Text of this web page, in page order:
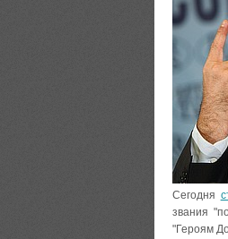
Сегодня
звания
"Героям